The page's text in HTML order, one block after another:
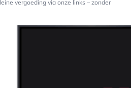
vergoeding via onze links – zonder